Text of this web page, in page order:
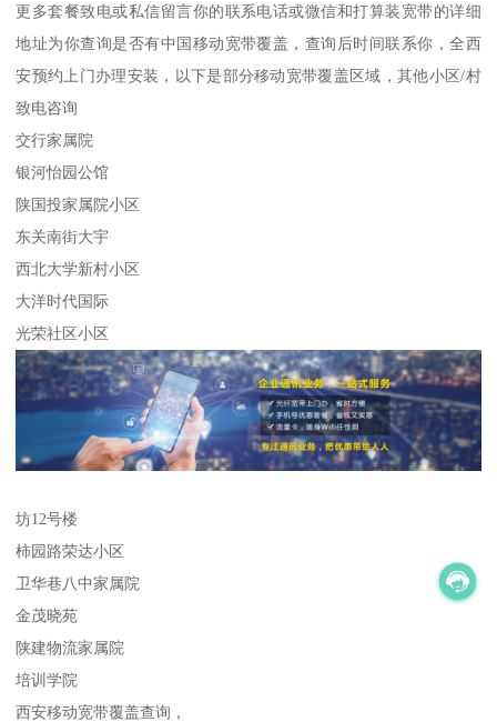
更多套餐致电或私信留言你的联系电话或微信和打算装宽带的详细
地址为你查询是否有中国移动宽带覆盖，查询后时间联系你，全西
安预约上门办理安装，以下是部分移动宽带覆盖区域，其他小区/村
致电咨询
交行家属院
银河怡园公馆
陕国投家属院小区
东关南街大宇
西北大学新村小区
大洋时代国际
光荣社区小区
坊12号楼
柿园路荣达小区
卫华巷八中家属院
金茂晓苑
陕建物流家属院
培训学院
西安移动宽带覆盖查询，